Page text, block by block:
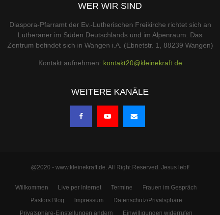
WER WIR SIND
Diaspora-Pfarramt der Ev.-Lutherischen Freikirche richtet sich an
Lutheraner im Süden Deutschlands und im Alpenraum. Das
Zentrum befindet sich in Wangen i.A. (Ebnetstr. 1, 88239 Wangen)
Kontakt aufnehmen: kontakt20@kleinekraft.de
WEITERE KANÄLE
@2020 - www.kleinekraft.de. All Right Reserved. Jesus lebt!
Willkommen Live per Internet Termine
Frauen im Gespräch
Pastors Blog
Impressum
Datenschutz/Privatsphäre
Privatsphäre-Einstellungen ändern
Einwilligungen widerrufen